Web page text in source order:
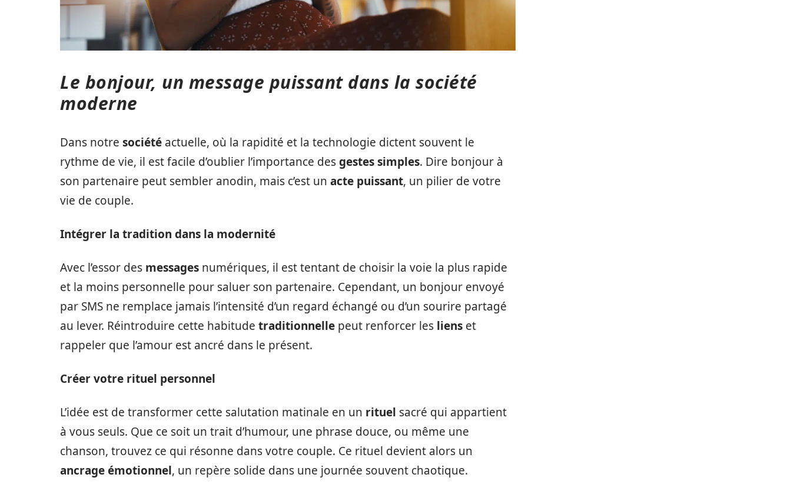
Le bonjour, un message puissant dans la société
moderne
Dans notre société actuelle, où la rapidité et la technologie dictent souvent le
rythme de vie, il est facile d’oublier l’importance desgestes simples. Dire bonjour à
son partenaire peut sembler anodin, mais c’est un acte puissant, un pilier de votre
vie de couple.
Intégrer la tradition dans la modernité
Avec l’essor des messages numériques, il est tentant de choisir la voie la plus rapide
et la moins personnelle pour saluer son partenaire. Cependant, un bonjour envoyé
par SMS ne remplace jamais l’intensité d’un regard échangé ou d’un sourire partagé
au lever. Réintroduire cette habitude traditionnelle peut renforcer les liens et
rappeler que l’amour est ancré dans le présent.
Créer votre rituel personnel
L’idée est de transformer cette salutation matinale en un rituel sacré qui appartient
à vous seuls. Que ce soit un trait d’humour, une phrase douce, ou même une
chanson, trouvez ce qui résonne dans votre couple. Ce rituel devient alors un
ancrage émotionnel, un repère solide dans une journée souvent chaotique.